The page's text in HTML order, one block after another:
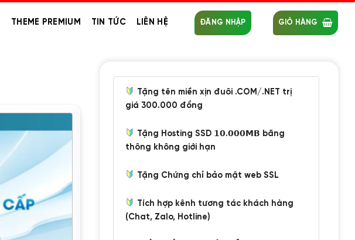
THEME PREMIUM TIN TỨC LIÊN HỆ ĐĂNG NHẬP GIỎ HÀNG
Tặng tên miền xịn đuôi .COM/.NET trị
giá 300.000 đồng
Tặng Hosting SSD 𝟭𝟬.𝟬𝟬𝟬𝗠𝗕 băng
thông không giới hạn
Tặng Chứng chỉ bảo mật web SSL
Tích hợp kênh tương tác khách hàng
(Chat, Zalo, Hotline)